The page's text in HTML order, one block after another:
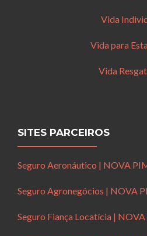
Vida
Vida para
Vida
SITES PARCEIROS
Seguro Aeronáutico | NOVA
Seguro Agronegócios | NOVA
Seguro Fiança Locatícia |